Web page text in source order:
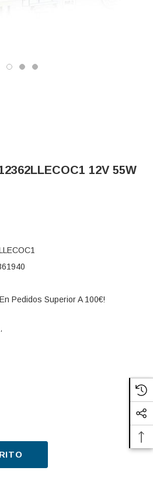
12V 55W
Pedidos Superior A 100€!
DE LÁMPARA PHILIPS
LA CANTIDAD DE